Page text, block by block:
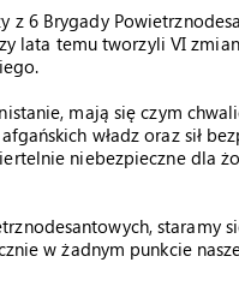
z 6 Brygady
lata temu tworzyli VI
mają się czym
władz oraz sił
niebezpieczne dla
staramy
w żadnym punkcie